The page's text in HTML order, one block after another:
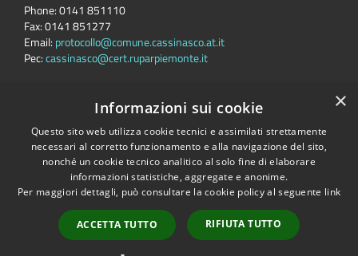
Phone:0141 851110
Fax:0141 851277
Email: protocollo@comune.cassinasco.at.it
Pec:cassinasco@cert.ruparpiemonte.it
Accessibility Privacy Cookie
Sitemap
Comune convenzionatoAstigov
Progetto|Convenzione|Adesioni
×
Informazioni sui cookie
Questo sito web utilizza cookie tecnici e assimilati strettamente
necessari al corretto funzionamento e alla navigazione del sito,
nonché un cookie tecnico analitico al solo fine di elaborare
informazioni statistiche, aggregate e anonime.
Per maggiori dettagli, può consultare la cookie policy al seguente link
ACCETTA TUTTO RIFIUTA TUTTO